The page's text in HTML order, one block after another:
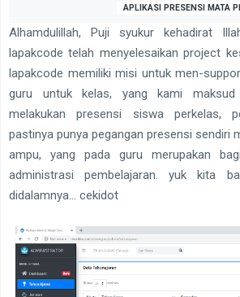
APLIKASI PRESENSI MATA
Alhamdulillah, Puji syukur kehadirat
lapakcode telah menyelesaikan project
lapakcode memiliki misi untuk men-
guru untuk kelas, yang kami maksud
melakukan presensi siswa perkelas,
pastinya punya pegangan presensi sendiri
ampu, yang pada guru merupakan
administrasi pembelajaran. yuk kita
didalamnya... cekidot